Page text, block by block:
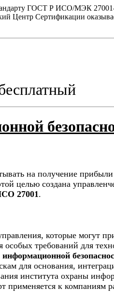
ГОСТ Р ИСО/МЭК
Центр Сертификации
на получение
целью создана
27001.
которые могут
требований для
для основания,
института охраны
применяется к компаниям